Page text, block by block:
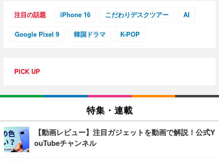
注目の話題 iPhone 16 こだわりデスクツアー AI
Google Pixel 9 韓国ドラマ K-POP
PICK UP
特集・連載
【動画レビュー】注目ガジェットを動画で解説！公式Y
ouTubeチャンネル